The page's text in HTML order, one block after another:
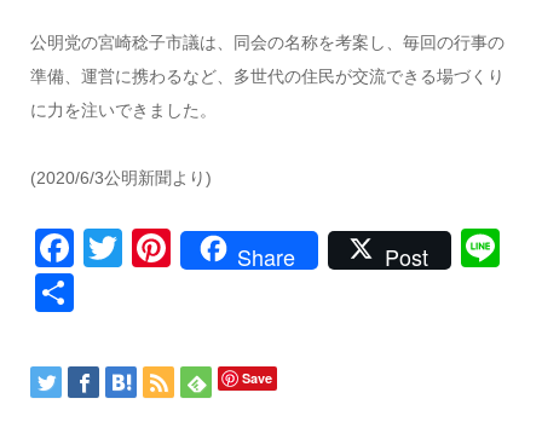
公明党の宮崎稔子市議は、同会の名称を考案し、毎回の行事の
準備、運営に携わるなど、多世代の住民が交流できる場づくり
に力を注いできました。
(2020/6/3公明新聞より)
Facebook
TwitterPinterest
Share Post
Save